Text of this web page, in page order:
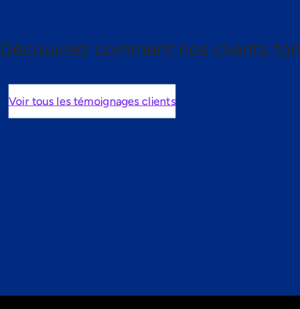
Découvrez comment nos clients
Voir tous les témoignages clients